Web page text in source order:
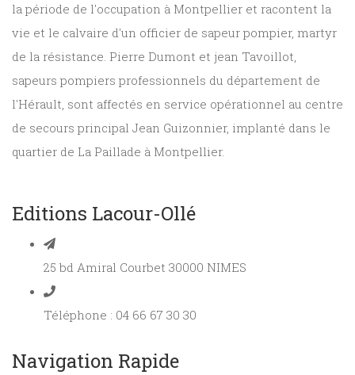
la période de l'occupation à Montpellier et racontent la
vie et le calvaire d'un officier de sapeur pompier, martyr
de la résistance. Pierre Dumont et jean Tavoillot,
sapeurs pompiers professionnels du département de
l'Hérault, sont affectés en service opérationnel au centre
de secours principal Jean Guizonnier, implanté dans le
quartier de La Paillade à Montpellier.
Editions Lacour-Ollé
25 bd Amiral Courbet 30000 NIMES
Téléphone : 04 66 67 30 30
Navigation Rapide